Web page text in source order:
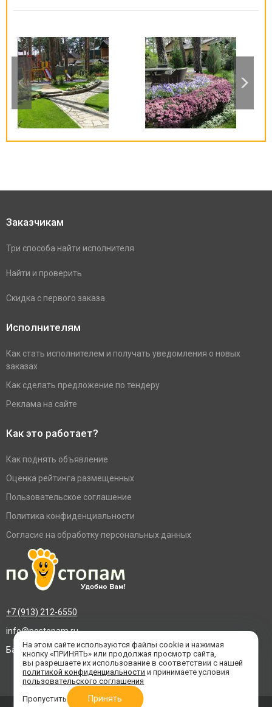
Заказчикам
Три способа найти исполнителя
Найти и проверить
Скидка с первого заказа
Исполнителям
Как стать исполнителем и получать уведомления о новых
заказах
Как сделать предложение по тендеру
Реклама на сайте
Как это работает?
Как поднять объявление
Оценка рейтинга размещенных
Пользовательское соглашение
Политика конфиденциальности
Согласие на обработку персональных данных
+7 (913) 212-6550
info@postopam.ru
Барнаул, пр. Социалистический 109, оф.455
На этом сайте используются файлы cookie и нажимая
кнопку «ПРИНЯТЬ» или продолжая просмотр сайта,
вы разрешаете их использование в соответствии с нашей
политикой конфиденциальности и принимаете условия
пользовательского соглашения
Пропустить
Принять